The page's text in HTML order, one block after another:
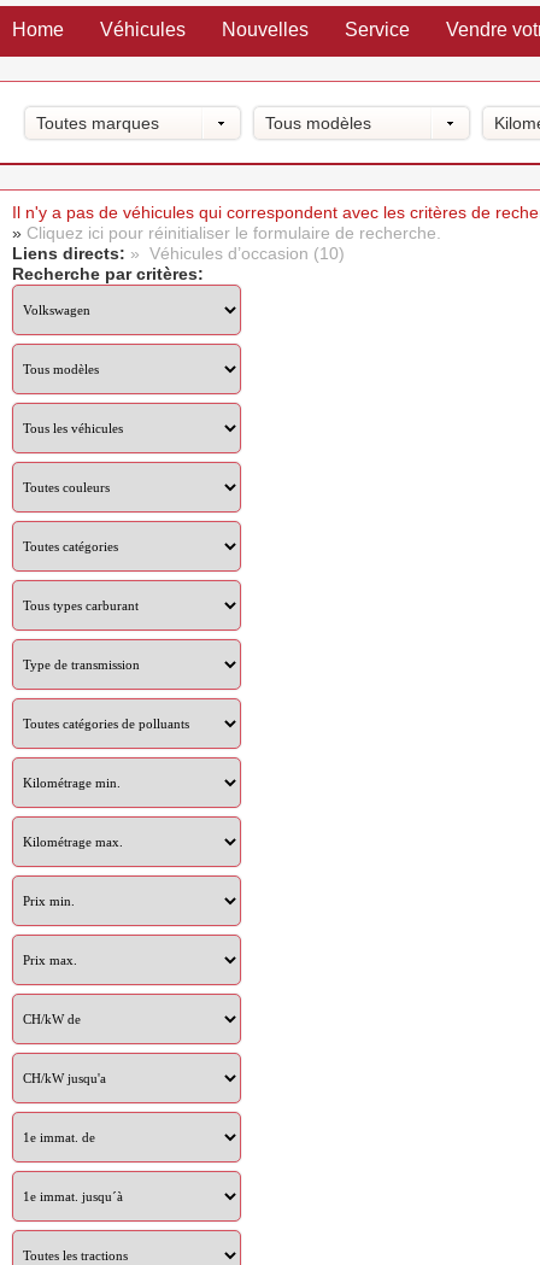
Home Véhicules Nouvelles Service Vendre
Toutes marques Tous modèles
Il n'y a pas de véhicules qui correspondent avec les critères de
» Cliquez ici pour réinitialiser le formulaire de recherche.
Liens directs: » Véhicules d’occasion (10)
Recherche par critères: